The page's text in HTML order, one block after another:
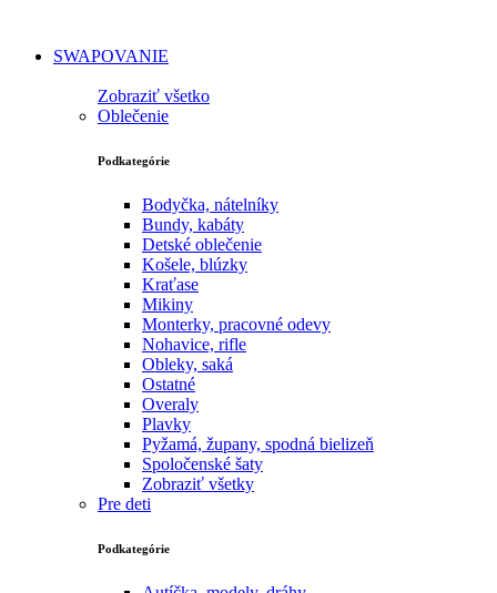
SWAPOVANIE
Zobraziť všetko
Oblečenie
Podkategórie
Bodyčka, nátelníky
Bundy, kabáty
Detské oblečenie
Košele, blúzky
Kraťase
Mikiny
Monterky, pracovné odevy
Nohavice, rifle
Obleky, saká
Ostatné
Overaly
Plavky
Pyžamá, župany, spodná bielizeň
Spoločenské šaty
Zobraziť všetky
Pre deti
Podkategórie